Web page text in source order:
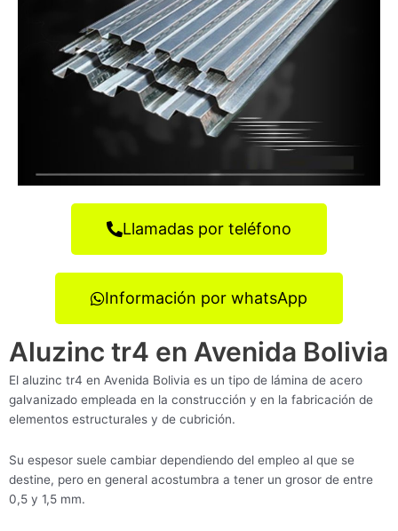
Llamadas por teléfono
Información por whatsApp
Aluzinc tr4 en Avenida Bolivia
El aluzinc tr4 en Avenida Bolivia es un tipo de lámina de acero
galvanizado empleada en la construcción y en la fabricación de
elementos estructurales y de cubrición.
Su espesor suele cambiar dependiendo del empleo al que se
destine, pero en general acostumbra a tener un grosor de entre
0,5 y 1,5 mm.